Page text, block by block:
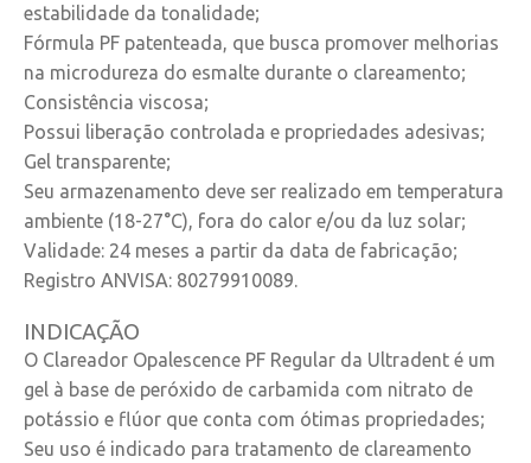
estabilidade da tonalidade;
Fórmula PF patenteada, que busca promover melhorias
na microdureza do esmalte durante o clareamento;
Consistência viscosa;
Possui liberação controlada e propriedades adesivas;
Gel transparente;
Seu armazenamento deve ser realizado em temperatura
ambiente (18-27°C), fora do calor e/ou da luz solar;
Validade: 24 meses a partir da data de fabricação;
Registro ANVISA: 80279910089.
INDICAÇÃO
O Clareador Opalescence PF Regular da Ultradent é um
gel à base de peróxido de carbamida com nitrato de
potássio e flúor que conta com ótimas propriedades;
Seu uso é indicado para tratamento de clareamento